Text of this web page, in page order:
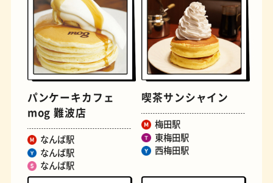
古着 お好み焼き
パンケーキカフェ
mog 難波店
なんば駅
なんば駅
なんば駅
喫茶サンシャイン
梅田駅
東梅田駅
西梅田駅